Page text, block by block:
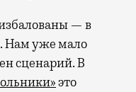
— в
Нам уже мало
сценарий. В
это